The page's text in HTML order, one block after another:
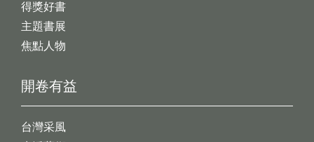
開卷有益
台灣采風
得獎好書
主題書展
焦點人物